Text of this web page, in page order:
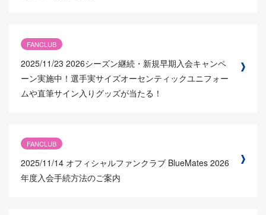
FANCLUB
2025/11/23 2026シーズン継続・新規早期入会キャンペ
ーン実施中！選手実サイズオーセンティックユニフォー
ムや直筆サイン入りグッズが当たる！
FANCLUB
2025/11/14 オフィシャルファンクラブ BlueMates 2026
年度入会手続方法のご案内